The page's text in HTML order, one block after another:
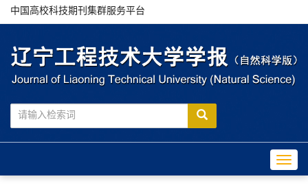
中国高校科技期刊集群服务平台